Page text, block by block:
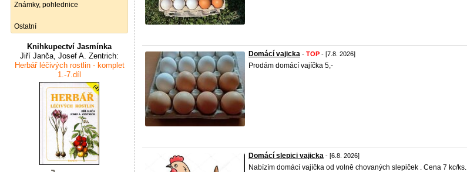
Známky, pohlednice
Ostatní
Knihkupectví Jasmínka
Jiří Janča, Josef A. Zentrich:
Herbář léčivých rostlin - komplet
1.-7.díl
Domácí vajicka - TOP - [7.8. 2026]
Prodám domácí vajíčka 5,-
Domácí slepici vajicka - [6.8. 2026]
Nabízím domácí vajíčka od volně chovaných slepiček . Cena 7 kc/ks.